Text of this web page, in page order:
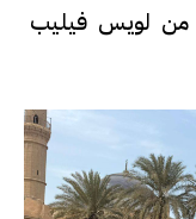
من لويس فيليب